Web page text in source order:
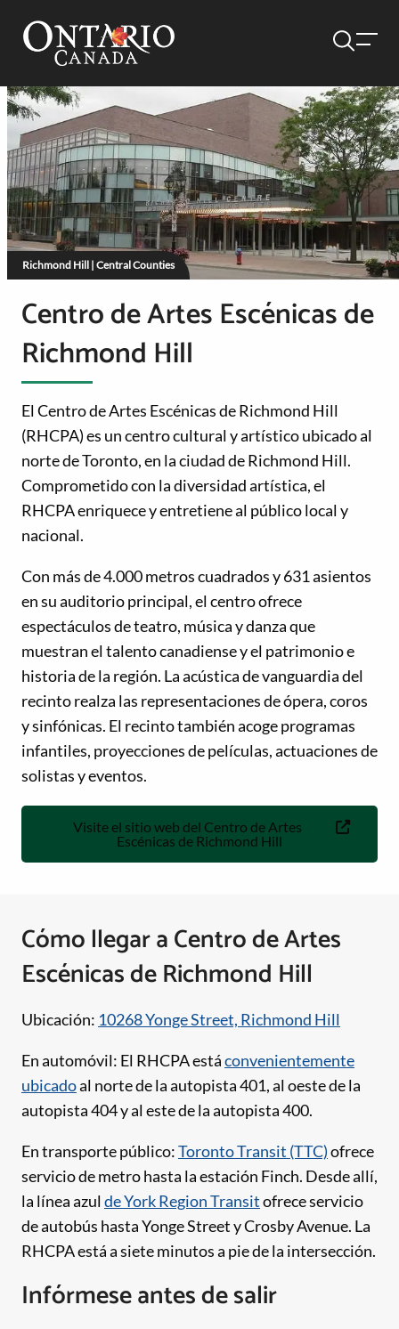
Centro de Artes Escénicas de
Richmond Hill
El Centro de Artes Escénicas de Richmond Hill
(RHCPA) es un centro cultural y artístico ubicado al
norte de Toronto, en la ciudad de Richmond Hill.
Comprometido con la diversidad artística, el
RHCPA enriquece y entretiene al público local y
nacional.
Con más de 4.000 metros cuadrados y 631 asientos
en su auditorio principal, el centro ofrece
espectáculos de teatro, música y danza que
muestran el talento canadiense y el patrimonio e
historia de la región. La acústica de vanguardia del
recinto realza las representaciones de ópera, coros
y sinfónicas. El recinto también acoge programas
infantiles, proyecciones de películas, actuaciones de
solistas y eventos.
Visite el sitio web del Centro de Artes
Escénicas de Richmond Hill
Richmond Hill | Central Counties
Cómo llegar a Centro de Artes
Escénicas de Richmond Hill
Ubicación: 10268 Yonge Street, Richmond Hill
En automóvil: El RHCPA estáconvenientemente
ubicadoal norte de la autopista 401, al oeste de la
autopista 404 y al este de la autopista 400.
En transporte público:Toronto Transit (TTC)ofrece
servicio de metro hasta la estación Finch. Desde allí,
la línea azulde York Region Transitofrece servicio
de autobús hasta Yonge Street y Crosby Avenue. La
RHCPA está a siete minutos a pie de la intersección.
Infórmese antes de salir